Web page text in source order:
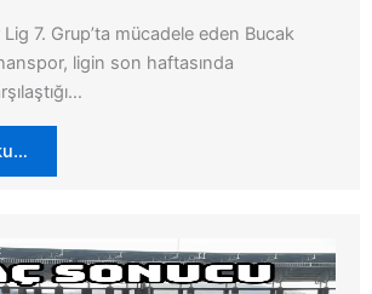
7. Grup’ta mücadele eden Bucak
ligin son haftasında